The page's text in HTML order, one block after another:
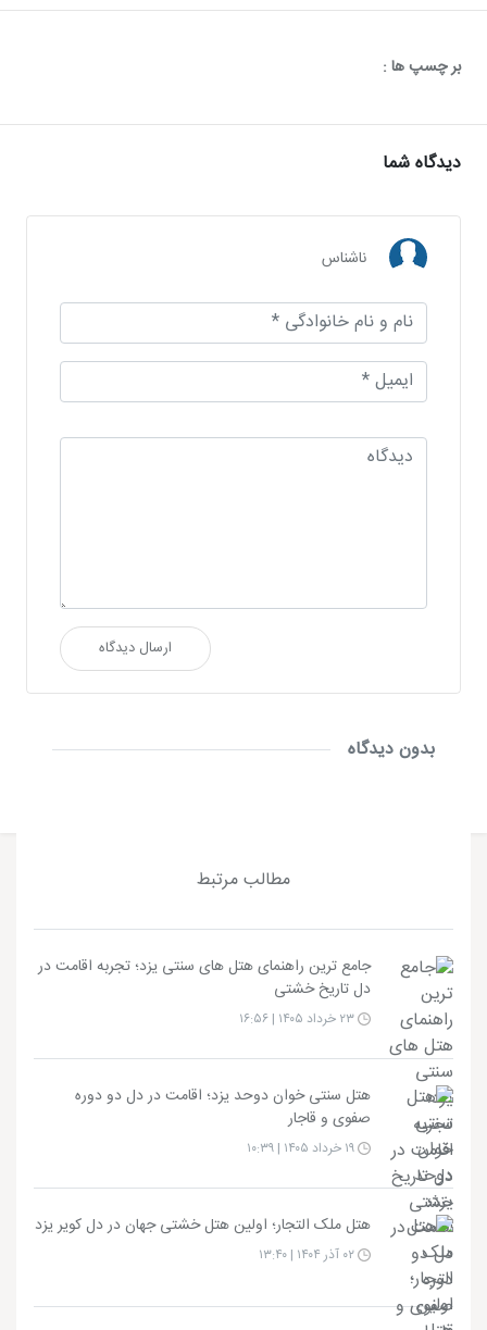
بر چسپ ها :
دیدگاه شما
ناشناس
ارسال دیدگاه
بدون دیدگاه
مطالب مرتبط
جامع ترین راهنمای هتل های سنتی یزد؛ تجربه اقامت در
دل تاریخ خشتی
هتل سنتی خوان دوحد یزد؛ اقامت در دل دو دوره
صفوی و قاجار
هتل ملک التجار؛ اولین هتل خشتی جهان در دل کویر یزد